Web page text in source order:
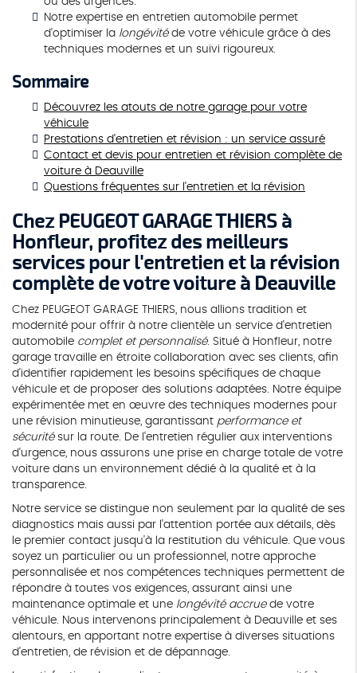
Notre expertise en entretien automobile permet
d'optimiser la longévitéde votre véhicule grâce à des
techniques modernes et un suivi rigoureux.
Sommaire
Découvrez les atouts de notre garage pour votre
véhicule
Prestations d'entretien et révision : un service assuré
Contact et devis pour entretien et révision complète de
voiture à Deauville
Questions fréquentes sur l'entretien et la révision
Chez PEUGEOT GARAGE THIERS à
Honfleur, profitez des meilleurs
services pour l'entretien et la révision
complète de votre voiture à Deauville
Chez PEUGEOT GARAGE THIERS, nous allions tradition et
modernité pour offrir à notre clientèle un service d'entretien
automobile complet et personnalisé. Situé à Honfleur, notre
garage travaille en étroite collaboration avec ses clients, afin
d'identifier rapidement les besoins spécifiques de chaque
véhicule et de proposer des solutions adaptées. Notre équipe
expérimentée met en œuvre des techniques modernes pour
une révision minutieuse, garantissant performance et
sécuritésur la route. De l'entretien régulier aux interventions
d'urgence, nous assurons une prise en charge totale de votre
voiture dans un environnement dédié à la qualité et à la
transparence.
Notre service se distingue non seulement par la qualité de ses
diagnostics mais aussi par l'attention portée aux détails, dès
le premier contact jusqu'à la restitution du véhicule. Que vous
soyez un particulier ou un professionnel, notre approche
personnalisée et nos compétences techniques permettent de
répondre à toutes vos exigences, assurant ainsi une
maintenance optimale et une longévité accruede votre
véhicule. Nous intervenons principalement à Deauville et ses
alentours, en apportant notre expertise à diverses situations
d'entretien, de révision et de dépannage.